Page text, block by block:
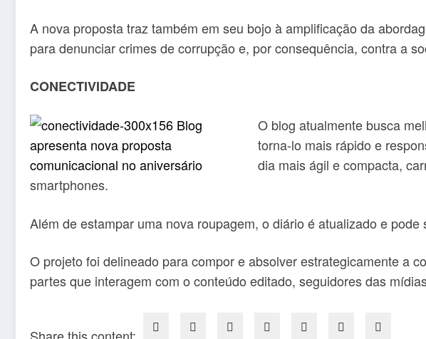
A nova proposta traz também em seu bojo à amplificação da
para denunciar crimes de corrupção e, por consequência, contra a
CONECTIVIDADE
O blog atualmente busca
torna-lo mais rápido e
dia mais ágil e compacta,
smartphones.
Além de estampar uma nova roupagem, o diário é atualizado e
O projeto foi delineado para compor e absolver estrategicamente a
partes que interagem com o conteúdo editado, seguidores das